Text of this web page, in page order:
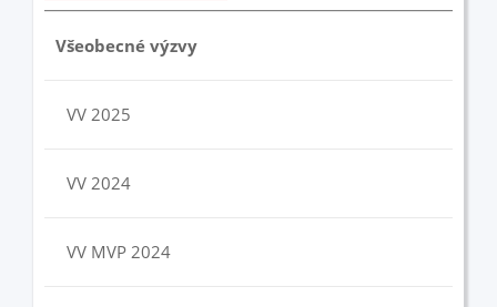
Všeobecné výzvy
VV 2025
VV 2024
VV MVP 2024